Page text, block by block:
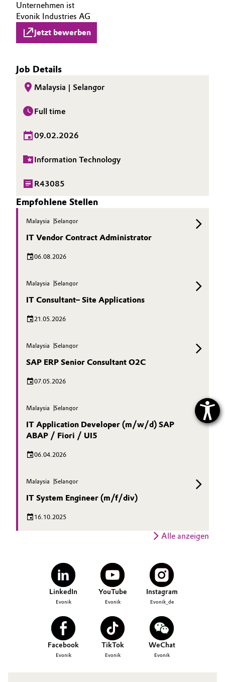
Unternehmen ist
Evonik Industries AG
Jetzt bewerben
Job Details
Malaysia | Selangor
Full time
09.02.2026
Information Technology
R43085
Empfohlene Stellen
Malaysia Selangor
IT Vendor Contract Administrator
06.08.2026
Malaysia Selangor
IT Consultant– Site Applications
21.05.2026
Malaysia Selangor
SAP ERP Senior Consultant O2C
07.05.2026
Malaysia Selangor
IT Application Developer (m/w/d) SAP
ABAP / Fiori / UI5
06.04.2026
Malaysia Selangor
IT System Engineer (m/f/div)
16.10.2025
Alle anzeigen
LinkedIn
Evonik
YouTube
Evonik
Instagram
Evonik_de
Facebook
Evonik
TikTok
Evonik
WeChat
Evonik